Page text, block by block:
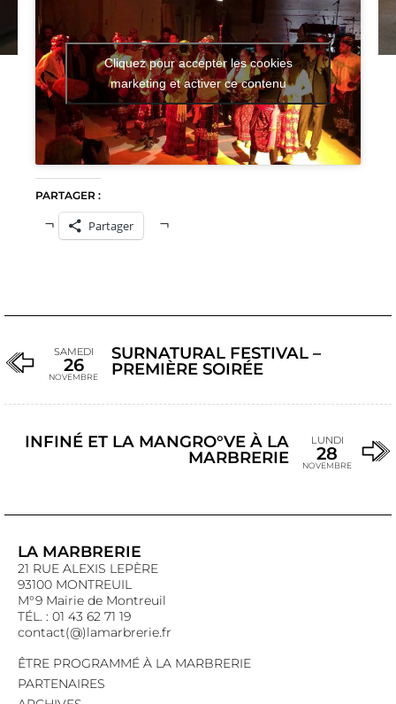
Cliquez pour accepter les cookies
marketing et activer ce contenu
PARTAGER :
Partager
SAMEDI
26
NOVEMBRE
SURNATURAL FESTIVAL –
PREMIÈRE SOIRÉE
INFINÉ ET LA MANGRO°VE À LA
MARBRERIE
LUNDI
28
NOVEMBRE
LA MARBRERIE
21 RUE ALEXIS LEPÈRE
93100 MONTREUIL
M°9 Mairie de Montreuil
TÉL. : 01 43 62 71 19
contact(@)lamarbrerie.fr
ÊTRE PROGRAMMÉ À LA MARBRERIE
PARTENAIRES